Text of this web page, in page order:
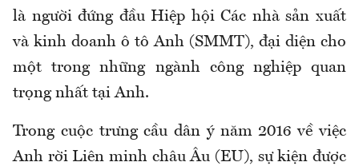
là người đứng đầu Hiệp hội Các nhà sản xuất
và kinh doanh ô tô Anh (SMMT), đại diện cho
một trong những ngành công nghiệp quan
trọng nhất tại Anh.
Trong cuộc trưng cầu dân ý năm 2016 về việc
Anh rời Liên minh châu Âu (EU), sự kiện được